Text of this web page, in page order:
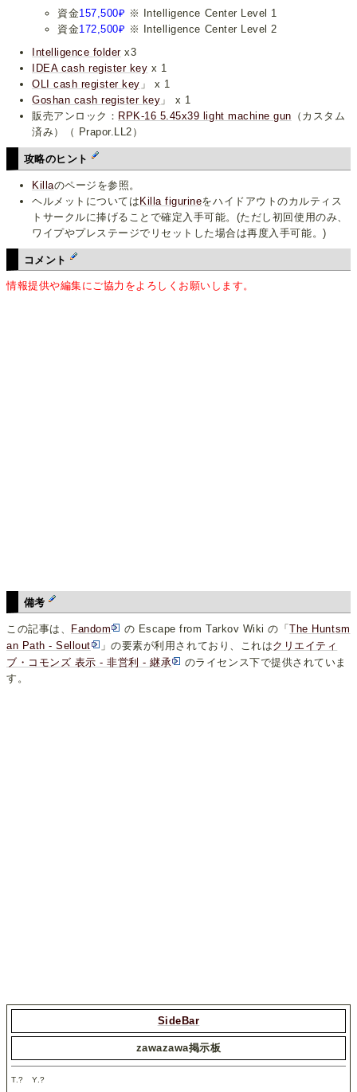
資金157,500₽ ※ Intelligence Center Level 1
資金172,500₽ ※ Intelligence Center Level 2
Intelligence folderx3
IDEA cash register key x 1
OLI cash register key 」 x 1
Goshan cash register key 」 x 1
販売アンロック： RPK-16 5.45x39 light machine gun （カスタム
済み）（ Prapor.LL2）
攻略のヒント
Killaのページを参照。
ヘルメットについてはKilla figurineをハイドアウトのカルティス
トサークルに捧げることで確定入手可能。(ただし初回使用のみ、
ワイプやプレステージでリセットした場合は再度入手可能。)
コメント
情報提供や編集にご協力をよろしくお願いします。
備考
この記事は、 Fandom の Escape from Tarkov Wiki の「The Huntsm
an Path - Sellout
」の要素が利用されており、これはクリエイティ
ブ・コモンズ 表示 - 非営利 - 継承
のライセンス下で提供されていま
す。
SideBar
zawazawa掲示板
T.? Y.?